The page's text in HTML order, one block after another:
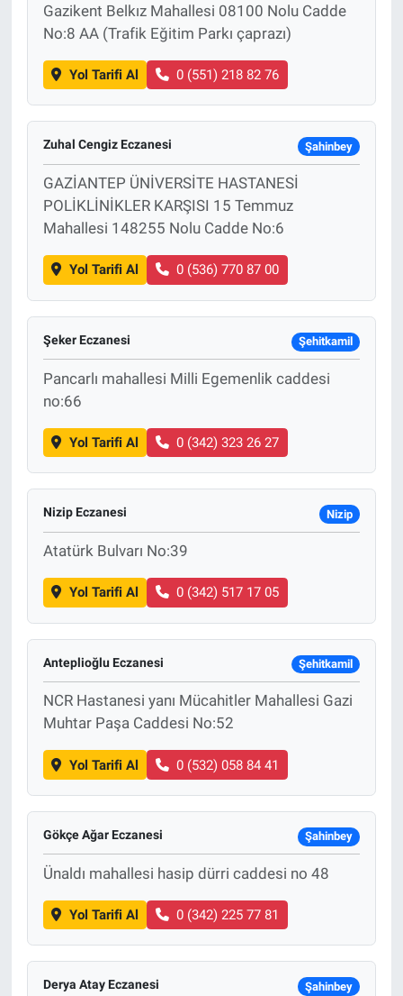
Gazikent Belkız Mahallesi 08100 Nolu Cadde
No:8 AA (Trafik Eğitim Parkı çaprazı)
Yol Tarifi Al 0 (551) 218 82 76
Zuhal Cengiz Eczanesi Şahinbey
GAZİANTEP ÜNİVERSİTE HASTANESİ
POLİKLİNİKLER KARŞISI 15 Temmuz
Mahallesi 148255 Nolu Cadde No:6
Yol Tarifi Al 0 (536) 770 87 00
Şeker Eczanesi Şehitkamil
Pancarlı mahallesi Milli Egemenlik caddesi
no:66
Yol Tarifi Al 0 (342) 323 26 27
Nizip Eczanesi Nizip
Atatürk Bulvarı No:39
Yol Tarifi Al 0 (342) 517 17 05
Anteplioğlu Eczanesi Şehitkamil
NCR Hastanesi yanı Mücahitler Mahallesi Gazi
Muhtar Paşa Caddesi No:52
Yol Tarifi Al 0 (532) 058 84 41
Gökçe Ağar Eczanesi Şahinbey
Ünaldı mahallesi hasip dürri caddesi no 48
Yol Tarifi Al 0 (342) 225 77 81
Derya Atay Eczanesi Şahinbey